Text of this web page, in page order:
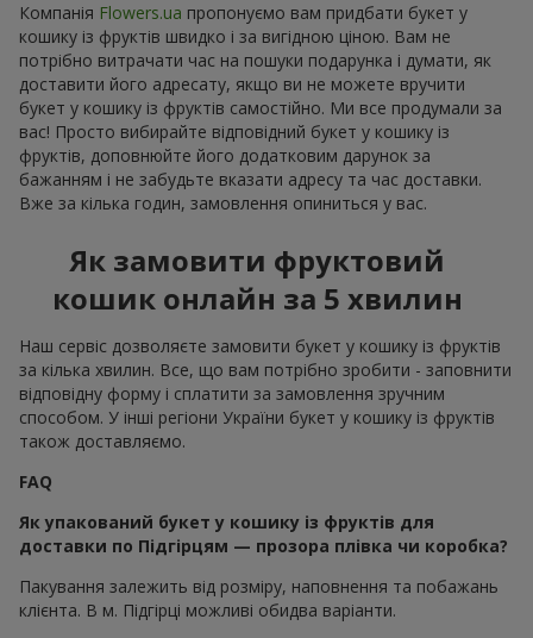
Компанія Flowers.ua пропонуємо вам придбати букет у
кошику із фруктів швидко і за вигідною ціною. Вам не
потрібно витрачати час на пошуки подарунка і думати, як
доставити його адресату, якщо ви не можете вручити
букет у кошику із фруктів самостійно. Ми все продумали за
вас! Просто вибирайте відповідний букет у кошику із
фруктів, доповнюйте його додатковим дарунок за
бажанням і не забудьте вказати адресу та час доставки.
Вже за кілька годин, замовлення опиниться у вас.
Як замовити фруктовий
кошик онлайн за 5 хвилин
Наш сервіс дозволяєте замовити букет у кошику із фруктів
за кілька хвилин. Все, що вам потрібно зробити - заповнити
відповідну форму і сплатити за замовлення зручним
способом. У інші регіони України букет у кошику із фруктів
також доставляємо.
FAQ
Як упакований букет у кошику із фруктів для
доставки по Підгірцям — прозора плівка чи коробка?
Пакування залежить від розміру, наповнення та побажань
клієнта. В м. Підгірці можливі обидва варіанти.